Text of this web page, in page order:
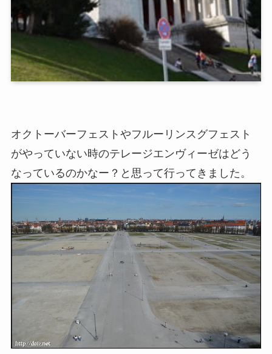
オクトーバーフェストやフルーリンスグフェスト
がやっていない時のテレージエンヴィーゼはどう
なっているのかなー？と思って行ってきました。